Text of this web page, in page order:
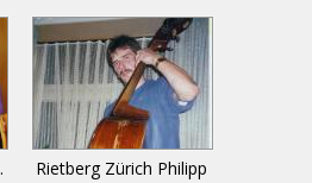
Rietberg Zürich Philipp